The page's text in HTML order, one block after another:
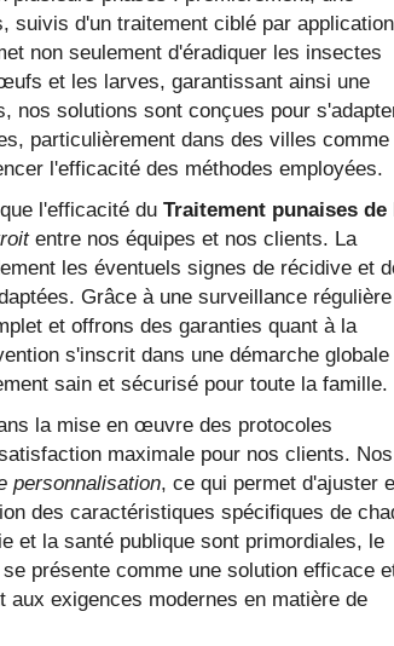
PUNAISES
suivis d'un traitement ciblé par
non seulement d'éradiquer les insectes
et les larves, garantissant ainsi une
nos solutions sont conçues pour
particulièrement dans des villes comme
l'efficacité des méthodes employées.
l'efficacité du Traitement punaises
entre nos équipes et nos clients. La
les éventuels signes de récidive et
Grâce à une surveillance régulière
et offrons des garanties quant à la
s'inscrit dans une démarche globale
sain et sécurisé pour toute la famille.
la mise en œuvre des protocoles
maximale pour nos clients. Nos
personnalisation, ce qui permet d'ajuster
des caractéristiques spécifiques de
et la santé publique sont primordiales, le
présente comme une solution efficace
aux exigences modernes en matière de